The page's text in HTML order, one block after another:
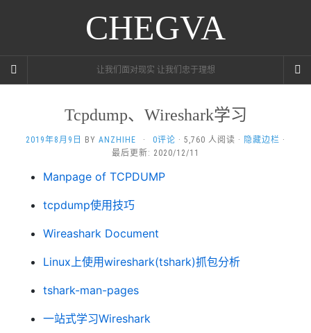
CHEGVA
让我们面对现实 让我们忠于理想
Tcpdump、Wireshark学习
2019年8月9日 BY ANZHIHE · 0评论 · 5,760 人阅读 · 隐藏边栏 ·
最后更新: 2020/12/11
Manpage of TCPDUMP
tcpdump使用技巧
Wireashark Document
Linux上使用wireshark(tshark)抓包分析
tshark-man-pages
一站式学习Wireshark